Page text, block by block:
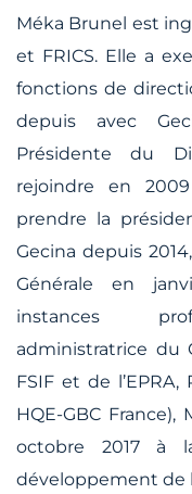
Méka Brunel est
et FRICS. Elle a
fonctions de
depuis avec
Présidente du
rejoindre en
prendre la
Gecina depuis
Générale en
instances
administratrice du
FSIF et de l’EPRA,
HQE-GBC
octobre 2017 à
développement de